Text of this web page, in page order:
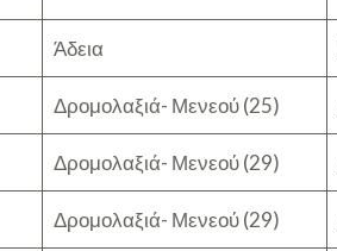
Άδεια
Δρομολαξιά- Μενεού (25)
Δρομολαξιά- Μενεού (29)
Δρομολαξιά- Μενεού (29)